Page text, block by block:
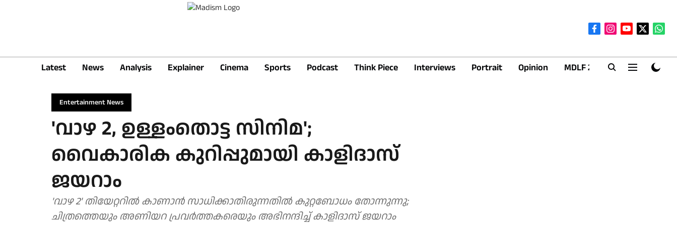
Latest News Analysis Explainer Cinema Sports Podcast Think Piece Interviews Portrait Opinion MDLF 2026
Entertainment News
'വാഴ 2, ഉള്ളംതൊട്ട സിനിമ';
വൈകാരിക കുറിപ്പുമായി കാളിദാസ്
ജയറാം
'വാഴ 2' തിയേറ്ററിൽ കാണാൻ സാധിക്കാതിരുന്നതിൽ കുറ്റബോധം തോന്നുന്നു;
ചിത്രത്തെയും അണിയറ പ്രവർത്തകരെയും അഭിനന്ദിച്ച് കാളിദാസ് ജയറാം